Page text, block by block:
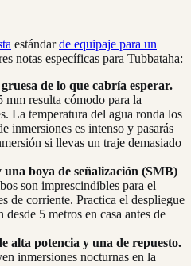
estándarde equipaje para un
notas específicas para Tubbataha:
de lo que cabría esperar.
mm resulta cómodo para la
La temperatura del agua ronda los
inmersiones es intenso y pasarás
si llevas un traje demasiado
boya de señalización (SMB)
son imprescindibles para el
de corriente. Practica el despliegue
5 metros en casa antes de
alta potencia y una de repuesto.
inmersiones nocturnas en la